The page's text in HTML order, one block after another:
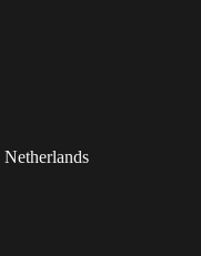
Netherlands